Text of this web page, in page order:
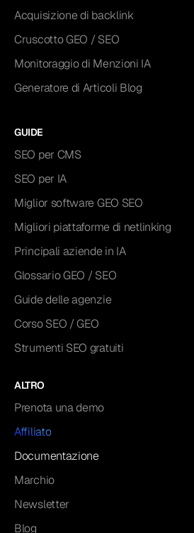
Acquisizione di backlink
Cruscotto GEO / SEO
Monitoraggio di Menzioni IA
Generatore di Articoli Blog
GUIDE
SEO per CMS
SEO per IA
Miglior software GEO SEO
Migliori piattaforme di netlinking
Principali aziende in IA
Glossario GEO / SEO
Guide delle agenzie
Corso SEO / GEO
Strumenti SEO gratuiti
ALTRO
Prenota una demo
Affiliato
Documentazione
Marchio
Newsletter
Blog